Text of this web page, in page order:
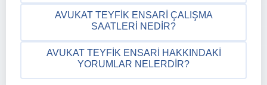
AVUKAT TEYFIK ENSARI ÇALIŞMA
SAATLERI NEDIR?
AVUKAT TEYFIK ENSARI HAKKINDAKI
YORUMLAR NELERDIR?